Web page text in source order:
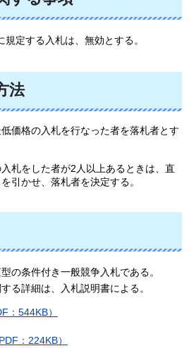
定する入札は、無効とする。
法
価格の入札を行なった者を落札者とす
札をした者が2人以上あるときは、直
引かせ、落札者を決定する。
の条件付き一般競争入札である。
る詳細は、入札説明書による。
：544KB）
：224KB）